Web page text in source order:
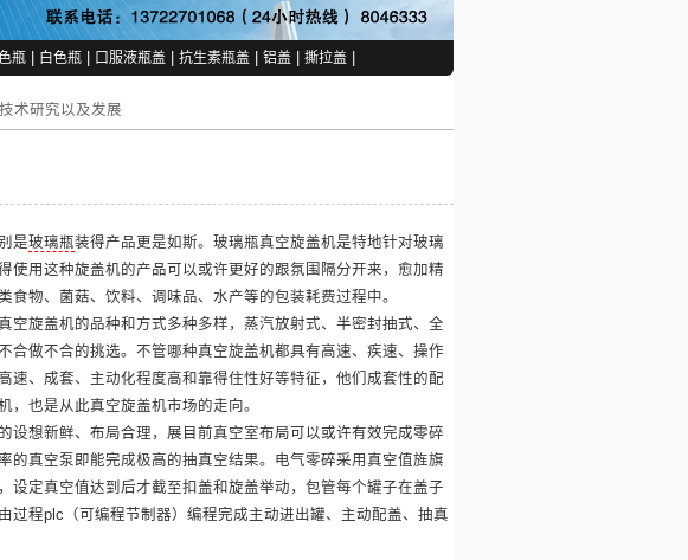
瓶 白色瓶 口服液瓶盖 抗生素瓶盖 铝盖 撕拉盖
术研究以及发展
是玻璃瓶装得产品更是如斯。玻璃瓶真空旋盖机是特地针对玻璃
使用这种旋盖机的产品可以或许更好的跟氛围隔分开来，愈加精
物、菌菇、饮料、调味品、水产等的包装耗费过程中。
旋盖机的品种和方式多种多样，蒸汽放射式、半密封抽式、全
合做不合的挑选。不管哪种真空旋盖机都具有高速、疾速、操作
速、成套、主动化程度高和靠得住性好等特征，他们成套性的配
也是从此真空旋盖机市场的走向。
想新鲜、布局合理，展目前真空室布局可以或许有效完成零碎
的真空泵即能完成极高的抽真空结果。电气零碎采用真空值旌旗
设定真空值达到后才截至扣盖和旋盖举动，包管每个罐子在盖子
过程plc（可编程节制器）编程完成主动进出罐、主动配盖、抽真